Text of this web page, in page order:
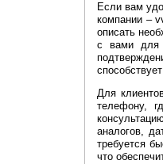
Если вам
компании –
описать
с вами для
Для
телефону,
аналогов,
требуется
что